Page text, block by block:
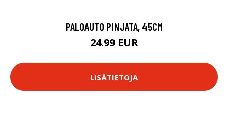
PALOAUTO PINJATA, 45CM
24.99 EUR
LISÄTIETOJA